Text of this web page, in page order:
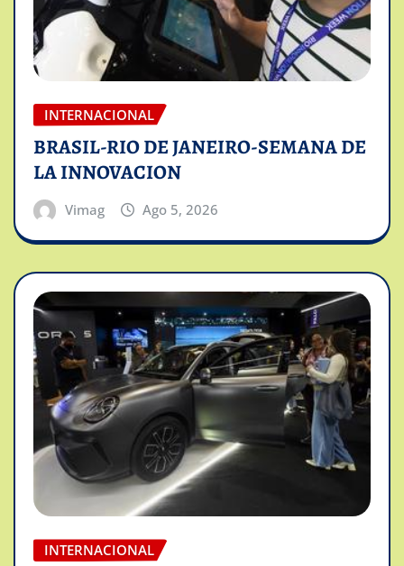
INTERNACIONAL
BRASIL-RIO DE JANEIRO-SEMANA DE
LA INNOVACION
Vimag Ago 5, 2026
INTERNACIONAL